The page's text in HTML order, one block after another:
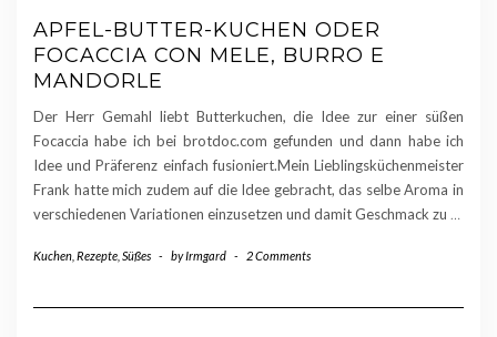
APFEL-BUTTER-KUCHEN ODER
FOCACCIA CON MELE, BURRO E
MANDORLE
Der Herr Gemahl liebt Butterkuchen, die Idee zur einer süßen
Focaccia habe ich bei brotdoc.com gefunden und dann habe ich
Idee und Präferenz einfach fusioniert.Mein Lieblingsküchenmeister
Frank hatte mich zudem auf die Idee gebracht, das selbe Aroma in
verschiedenen Variationen einzusetzen und damit Geschmack zu …
Kuchen Rezepte Süßes - byIrmgard - 2 Comments